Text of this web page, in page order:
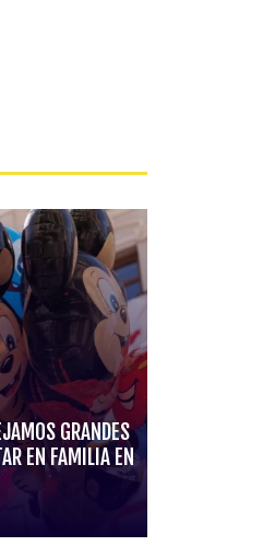
GRANDES
EN FAMILIA EN